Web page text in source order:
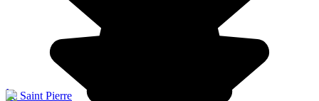
Île Saint Pierre